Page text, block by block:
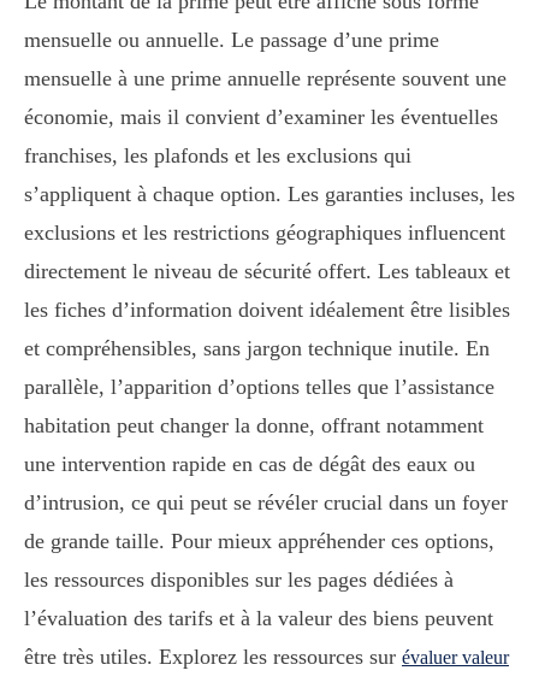
mensuelle ou annuelle. Le passage d’une prime
mensuelle à une prime annuelle représente souvent une
économie, mais il convient d’examiner les éventuelles
franchises, les plafonds et les exclusions qui
s’appliquent à chaque option. Les garanties incluses, les
exclusions et les restrictions géographiques influencent
directement le niveau de sécurité offert. Les tableaux et
les fiches d’information doivent idéalement être lisibles
et compréhensibles, sans jargon technique inutile. En
parallèle, l’apparition d’options telles que l’assistance
habitation peut changer la donne, offrant notamment
une intervention rapide en cas de dégât des eaux ou
d’intrusion, ce qui peut se révéler crucial dans un foyer
de grande taille. Pour mieux appréhender ces options,
les ressources disponibles sur les pages dédiées à
l’évaluation des tarifs et à la valeur des biens peuvent
être très utiles. Explorez les ressources sur évaluer valeur